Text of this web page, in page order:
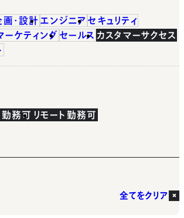
画・設計 エンジニア セキュリティ
ーケティング セールス カスタマーサクセス
勤務可 リモート勤務可
全てをクリア